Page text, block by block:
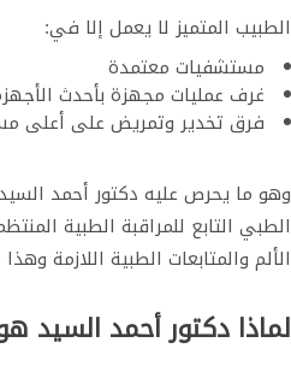
الطبيب المتميز لا يعمل إلا في:
مستشفيات معتمدة
غرف عمليات مجهزة بأحدث
فرق تخدير وتمريض على أعلى
وهو ما يحرص عليه دكتور أحمد
الطبي التابع للمراقبة الطبية
الألم والمتابعات الطبية اللازمة
لماذا دكتور أحمد السيد